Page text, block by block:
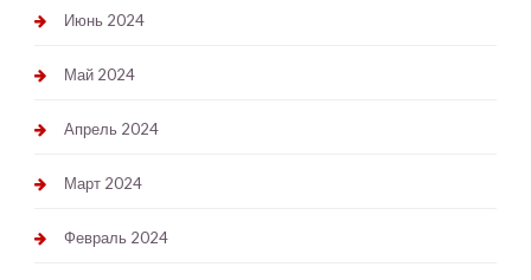
Июнь 2024
Май 2024
Апрель 2024
Март 2024
Февраль 2024